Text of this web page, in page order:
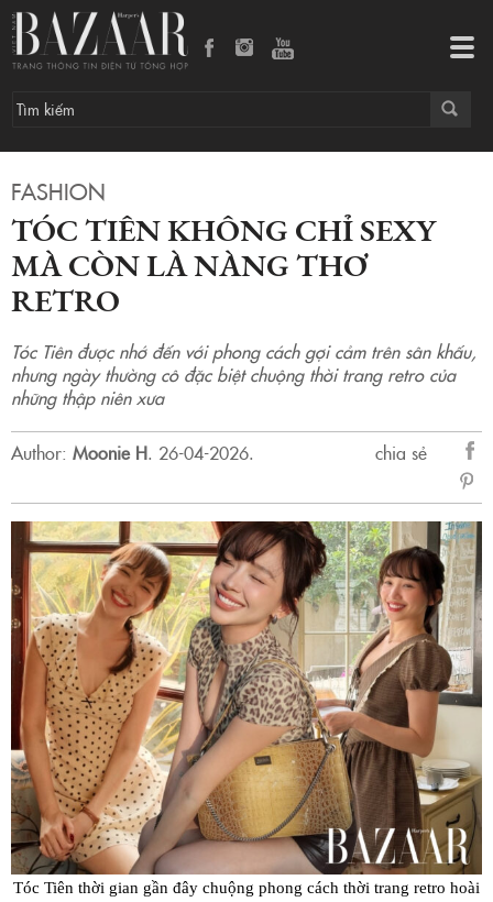
FASHION
TÓC TIÊN KHÔNG CHỈ SEXY
MÀ CÒN LÀ NÀNG THƠ
RETRO
Tóc Tiên được nhớ đến với phong cách gợi cảm trên sân khấu,
nhưng ngày thường cô đặc biệt chuộng thời trang retro của
những thập niên xưa
Author: Moonie H. 26-04-2026.
chia sẻ
sẻ
Tóc Tiên thời gian gần đây chuộng phong cách thời trang retro hoài